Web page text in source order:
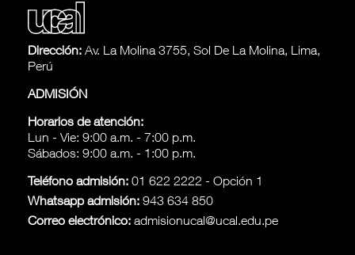
Dirección: Av. La Molina 3755, Sol De La Molina, Lima,
Perú
ADMISIÓN
Horarios de atención:
Lun - Vie: 9:00 a.m. - 7:00 p.m.
Sábados: 9:00 a.m. - 1:00 p.m.
Teléfono admisión: 01 622 2222 - Opción 1
Whatsapp admisión: 943 634 850
Correo electrónico: admisionucal@ucal.edu.pe